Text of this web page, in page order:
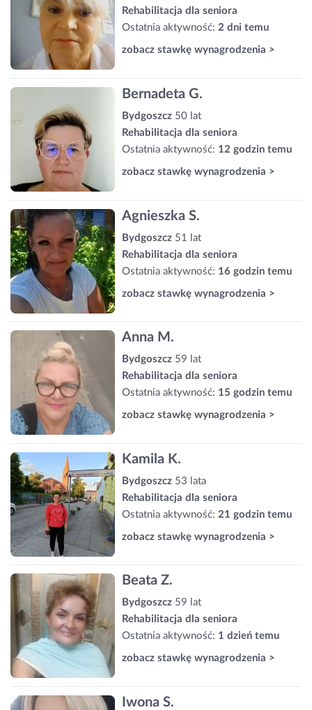
Rehabilitacja dla seniora
Ostatnia aktywność: 2 dni temu
zobacz stawkę wynagrodzenia >
Bernadeta G.
Bydgoszcz 50 lat
Rehabilitacja dla seniora
Ostatnia aktywność: 12 godzin temu
zobacz stawkę wynagrodzenia >
Agnieszka S.
Bydgoszcz 51 lat
Rehabilitacja dla seniora
Ostatnia aktywność: 16 godzin temu
zobacz stawkę wynagrodzenia >
Anna M.
Bydgoszcz 59 lat
Rehabilitacja dla seniora
Ostatnia aktywność: 15 godzin temu
zobacz stawkę wynagrodzenia >
Kamila K.
Bydgoszcz 53 lata
Rehabilitacja dla seniora
Ostatnia aktywność: 21 godzin temu
zobacz stawkę wynagrodzenia >
Beata Z.
Bydgoszcz 59 lat
Rehabilitacja dla seniora
Ostatnia aktywność: 1 dzień temu
zobacz stawkę wynagrodzenia >
Iwona S.